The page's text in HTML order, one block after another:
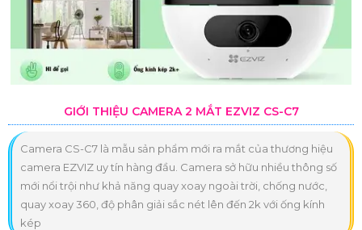
GIỚI THIỆU CAMERA 2 MẮT EZVIZ CS-C7
Camera CS-C7 là mẫu sản phẩm mới ra mắt của thương hiệu
camera EZVIZ uy tín hàng đầu. Camera sở hữu nhiều thông số
mới nổi trội như khả năng quay xoay ngoài trời, chống nước,
quay xoay 360, độ phân giải sắc nét lên đến 2k với ống kính
kép